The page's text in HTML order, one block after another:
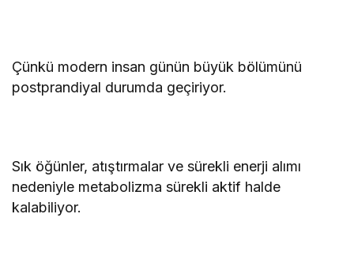
Çünkü modern insan günün büyük bölümünü
postprandiyal durumda geçiriyor.
Sık öğünler, atıştırmalar ve sürekli enerji alımı
nedeniyle metabolizma sürekli aktif halde
kalabiliyor.